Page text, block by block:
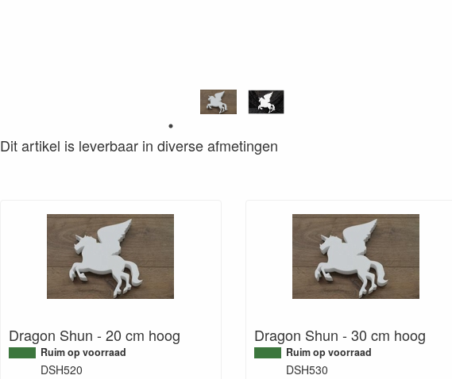
Dit artikel is leverbaar in diverse afmetingen
Dragon Shun - 20 cm hoog
Ruim op voorraad
DSH520
Dragon Shun - 30 cm hoog
Ruim op voorraad
DSH530